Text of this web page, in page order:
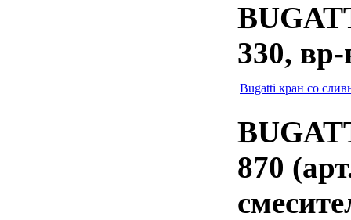
330,
Bugatti кран со
870